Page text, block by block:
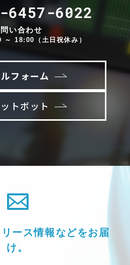
6457-6022
い合わせ
18:00（土日祝休み）
フォーム
トボット
ース情報などをお届
け。